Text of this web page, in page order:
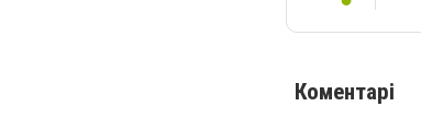
Коментарі